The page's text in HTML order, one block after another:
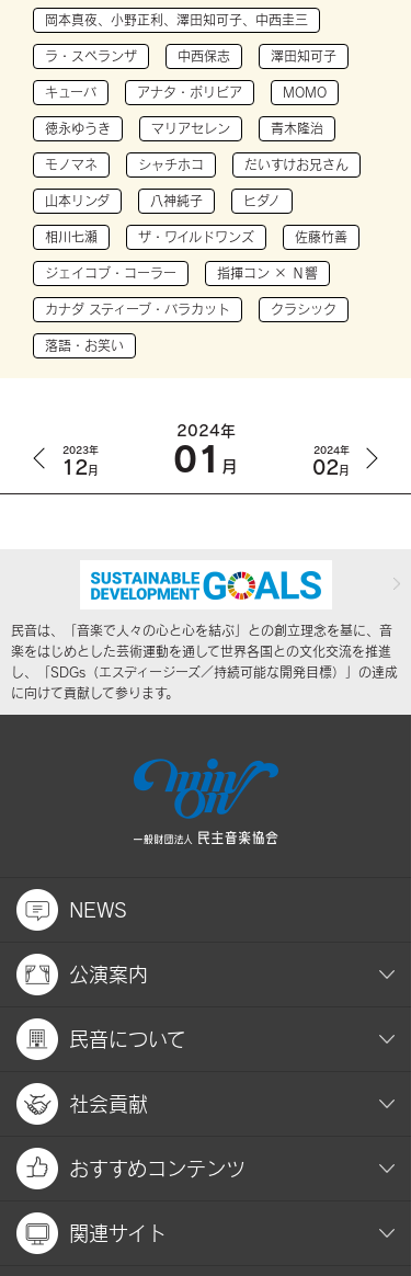
岡本真夜、小野正利、澤田知可子、中西圭三
ラ・スペランザ 中西保志 澤田知可子
キューバ アナタ・ボリビア MOMO
徳永ゆうき マリアセレン 青木隆治
モノマネ シャチホコ だいすけお兄さん
山本リンダ 八神純子 ヒダノ
相川七瀬 ザ・ワイルドワンズ 佐藤竹善
ジェイコブ・コーラー 指揮コン × Ｎ響
カナダ スティーブ・バラカット クラシック
落語・お笑い
2023年
12月
2024年
01 月
2024年
02月
民音は、「音楽で人々の心と心を結ぶ」との創立理念を基に、音
楽をはじめとした芸術運動を通して世界各国との文化交流を推進
し、「SDGs（エスディージーズ／持続可能な開発目標）」の達成
に向けて貢献して参ります。
NEWS
公演案内
民音について
社会貢献
おすすめコンテンツ
関連サイト